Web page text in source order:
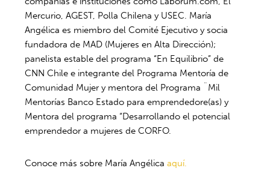
Mercurio, AGEST, Polla Chilena y USEC. María
Angélica es miembro del Comité Ejecutivo y socia
fundadora de MAD (Mujeres en Alta Dirección);
panelista estable del programa “En Equilibrio” de
CNN Chile e integrante del Programa Mentoría de
Comunidad Mujer y mentora del Programa ¨Mil
Mentorías Banco Estado para emprendedore(as) y
Mentora del programa “Desarrollando el potencial
emprendedor a mujeres de CORFO.
Conoce más sobre María Angélicaaquí.